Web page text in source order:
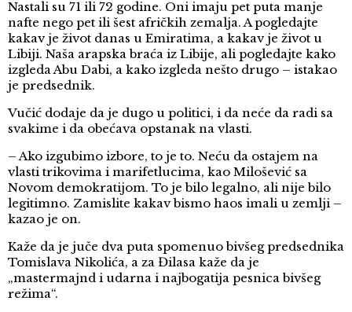
Nastali su 71 ili 72 godine. Oni imaju pet puta manje
nafte nego pet ili šest afričkih zemalja. A pogledajte
kakav je život danas u Emiratima, a kakav je život u
Libiji. Naša arapska braća iz Libije, ali pogledajte kako
izgleda Abu Dabi, a kako izgleda nešto drugo – istakao
je predsednik.
Vučić dodaje da je dugo u politici, i da neće da radi sa
svakime i da obećava opstanak na vlasti.
– Ako izgubimo izbore, to je to. Neću da ostajem na
vlasti trikovima i marifetlucima, kao Milošević sa
Novom demokratijom. To je bilo legalno, ali nije bilo
legitimno. Zamislite kakav bismo haos imali u zemlji –
kazao je on.
Kaže da je juče dva puta spomenuo bivšeg predsednika
Tomislava Nikolića, a za Đilasa kaže da je
„mastermajnd i udarna i najbogatija pesnica bivšeg
režima“.